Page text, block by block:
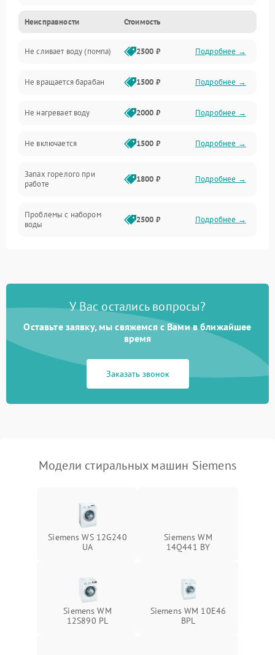
Электропитание
Водоснабжение
Слив
Программное обеспечение
Неисправности Стоимость
Не сливает воду (помпа) 2500 ₽ Подробнее →
Не вращается барабан 1500 ₽ Подробнее →
Не нагревает воду 2000 ₽ Подробнее →
Не включается 1500 ₽ Подробнее →
Запах горелого при
работе
1800 ₽ Подробнее →
Проблемы с набором
воды
2500 ₽ Подробнее →
Замена платы управления 2200 ₽ Подробнее →
У Вас остались вопросы?
Оставьте заявку, мы свяжемся с Вами в ближайшее
время
Заказать звонок
Модели стиральных машин Siemens
Siemens WS 12G240
UA
Siemens WM
14Q441 BY
Siemens WM
12S890 PL
Siemens WM 10E46
BPL